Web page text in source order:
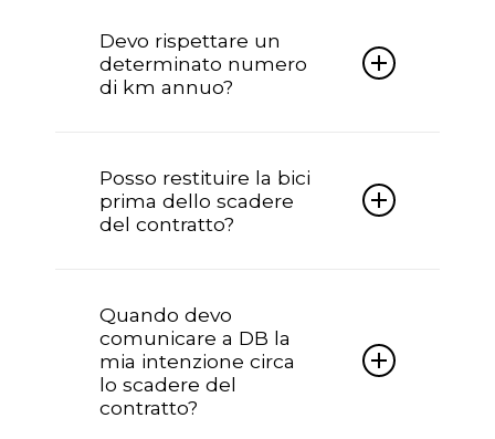
viene interamente omaggiata da
Doctorbike per tutta la durata del
contratto.
Devo rispettare un
determinato numero
di km annuo?
rispettare.
Posso restituire la bici
prima dello scadere
del contratto?
prima della scadenza per seri motivi,
tramite forma scritta; in questo caso si
chiederà alla finanziaria il riconteggio
dell’importo a saldo.
Quando devo
comunicare a DB la
mia intenzione circa
lo scadere del
contratto?